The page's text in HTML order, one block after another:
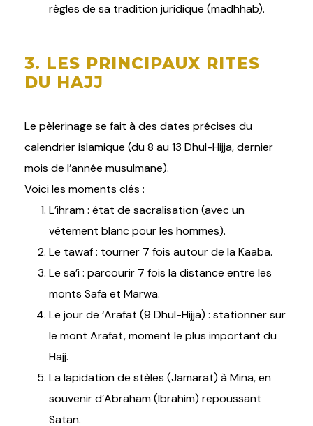
règles de sa tradition juridique (madhhab).
3. LES PRINCIPAUX RITES
DU HAJJ
Le pèlerinage se fait à des dates précises du
calendrier islamique (du 8 au 13 Dhul-Hijja, dernier
mois de l’année musulmane).
Voici les moments clés :
L’ihram : état de sacralisation (avec un
vêtement blanc pour les hommes).
Le tawaf : tourner 7 fois autour de la Kaaba.
Le sa’i : parcourir 7 fois la distance entre les
monts Safa et Marwa.
Le jour de ‘Arafat (9 Dhul-Hijja) : stationner sur
le mont Arafat, moment le plus important du
Hajj.
La lapidation de stèles (Jamarat) à Mina, en
souvenir d’Abraham (Ibrahim) repoussant
Satan.